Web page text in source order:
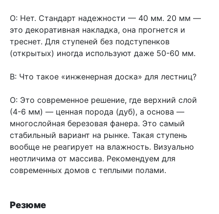
О: Нет. Стандарт надежности — 40 мм. 20 мм —
это декоративная накладка, она прогнется и
треснет. Для ступеней без подступенков
(открытых) иногда используют даже 50-60 мм.
В: Что такое «инженерная доска» для лестниц?
О: Это современное решение, где верхний слой
(4-6 мм) — ценная порода (дуб), а основа —
многослойная березовая фанера. Это самый
стабильный вариант на рынке. Такая ступень
вообще не реагирует на влажность. Визуально
неотличима от массива. Рекомендуем для
современных домов с теплыми полами.
Резюме